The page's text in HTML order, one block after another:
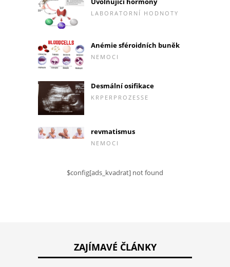
LABORATORNÍ HODNOTY
Anémie sféroidních buněk
NEMOCI
Desmální osifikace
KRPERPROZESSE
revmatismus
NEMOCI
$config[ads_kvadrat] not found
ZAJÍMAVÉ ČLÁNKY